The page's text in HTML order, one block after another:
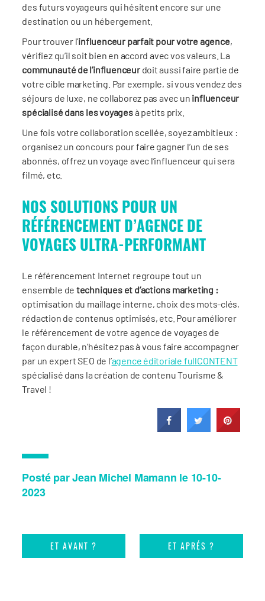
des futurs voyageurs qui hésitent encore sur une
destination ou un hébergement.
Pour trouver l’influenceur parfait pour votre agence,
vérifiez qu’il soit bien en accord avec vos valeurs. La
communauté de l’influenceur doit aussi faire partie de
votre cible marketing. Par exemple, si vous vendez des
séjours de luxe, ne collaborez pas avec un influenceur
spécialisé dans les voyagesà petits prix.
Une fois votre collaboration scellée, soyez ambitieux :
organisez un concours pour faire gagner l’un de ses
abonnés, offrez un voyage avec l’influenceur qui sera
filmé, etc.
NOS SOLUTIONS POUR UN
RÉFÉRENCEMENT D’AGENCE DE
VOYAGES ULTRA-PERFORMANT
Le référencement Internet regroupe tout un
ensemble de techniques et d’actions marketing :
optimisation du maillage interne, choix des mots-clés,
rédaction de contenus optimisés, etc. Pour améliorer
le référencement de votre agence de voyages de
façon durable, n’hésitez pas à vous faire accompagner
par un expert SEO de l’agence éditoriale fullCONTENT
spécialisé dans la création de contenu Tourisme &
Travel !
Posté par Jean Michel Mamann le 10-10-
2023
ET AVANT ? ET APRÉS ?